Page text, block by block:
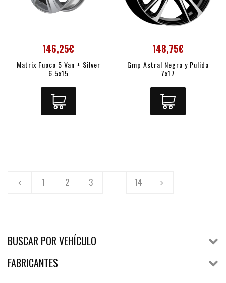
146,25€
Matrix Fuoco 5 Van + Silver
6.5x15
148,75€
Gmp Astral Negra y Pulida
7x17
1 2 3 14
BUSCAR POR VEHÍCULO
FABRICANTES